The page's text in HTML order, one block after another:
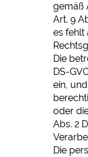
gemäß
Art. 9
es fehlt
Die
DS-
ein,
oder
Abs. 2
Die